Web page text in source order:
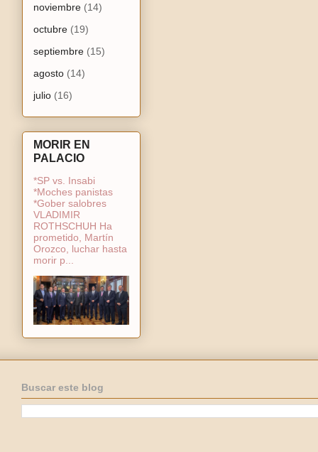
noviembre (14)
octubre (19)
septiembre (15)
agosto (14)
julio (16)
MORIR EN
PALACIO
*SP vs. Insabi
*Moches panistas
*Gober salobres
VLADIMIR
ROTHSCHUH Ha
prometido, Martín
Orozco, luchar hasta
morir p...
Buscar este blog